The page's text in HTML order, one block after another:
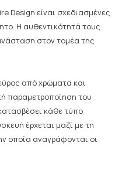
Design είναι σχεδιασμένες
Η αυθεντικότητά τους
στον τομέα της
από χρώματα και
παραμετροποίηση του
κάθε τύπο
έρχεται μαζί με τη
οποία αναγράφονται οι